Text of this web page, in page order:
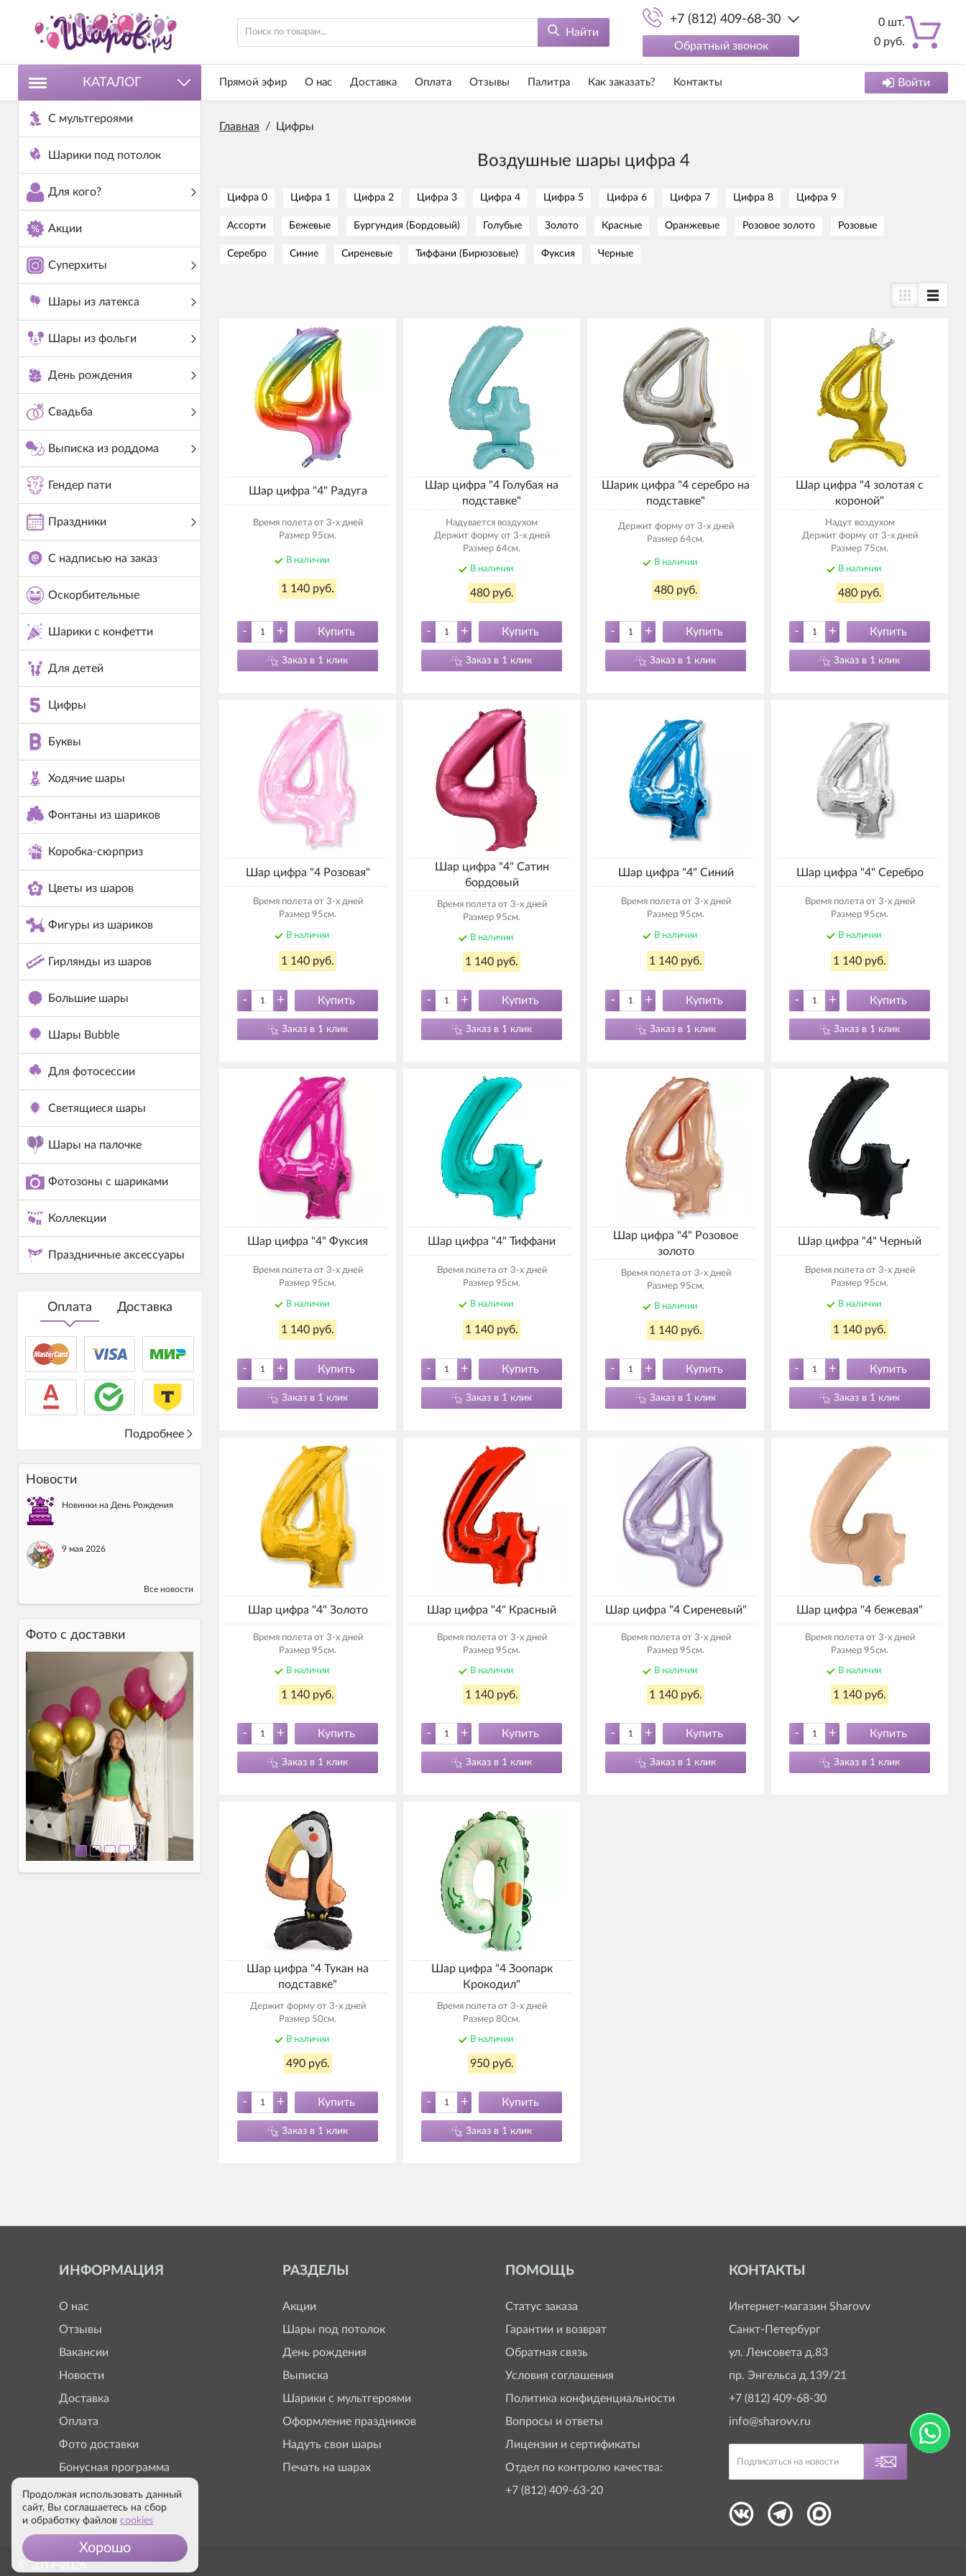
Найти
+7 (812) 409-68-30
Обратный звонок
0 шт.
0 руб.
КАТАЛОГ
С мультгероями
Шарики под потолок
Для кого?
Акции
Суперхиты
Шары из латекса
Шары из фольги
День рождения
Свадьба
Выписка из роддома
Гендер пати
Праздники
С надписью на заказ
Оскорбительные
Шарики с конфетти
Для детей
Цифры
Буквы
Ходячие шары
Фонтаны из шариков
Коробка-сюрприз
Цветы из шаров
Фигуры из шариков
Гирлянды из шаров
Большие шары
Шары Bubble
Для фотосессии
Светящиеся шары
Шары на палочке
Фотозоны с шариками
Коллекции
Праздничные аксессуары
Оплата Доставка
Подробнее
Новости
Новинки на День Рождения
9 мая 2026
Все новости
Фото c доставки
Прямой эфир О нас Доставка Оплата Отзывы Палитра Как заказать? Контакты Войти
Главная / Цифры
Воздушные шары цифра 4
Цифра 0 Цифра 1 Цифра 2 Цифра 3 Цифра 4 Цифра 5 Цифра 6 Цифра 7 Цифра 8 Цифра 9
Ассорти Бежевые Бургундия (Бордовый) Голубые Золото Красные Оранжевые Розовое золото Розовые
Серебро Синие Сиреневые Тиффани (Бирюзовые) Фуксия Черные
Шар цифра "4" Радуга
Время полета от 3-х дней
Размер 95см.
В наличии
1 140 руб.
- + Купить
Заказ в 1 клик
Шар цифра "4 Голубая на
подставке"
Надувается воздухом
Держит форму от 3-х дней
Размер 64см.
В наличии
480 руб.
- + Купить
Заказ в 1 клик
Шарик цифра "4 серебро на
подставке"
Держит форму от 3-х дней
Размер 64см.
В наличии
480 руб.
- + Купить
Заказ в 1 клик
Шар цифра "4 золотая с
короной"
Надут воздухом
Держит форму от 3-х дней
Размер 75см.
В наличии
480 руб.
- + Купить
Заказ в 1 клик
Шар цифра "4 Розовая"
Время полета от 3-х дней
Размер 95см.
В наличии
1 140 руб.
- + Купить
Заказ в 1 клик
Шар цифра "4" Сатин
бордовый
Время полета от 3-х дней
Размер 95см.
В наличии
1 140 руб.
- + Купить
Заказ в 1 клик
Шар цифра "4" Синий
Время полета от 3-х дней
Размер 95см.
В наличии
1 140 руб.
- + Купить
Заказ в 1 клик
Шар цифра "4" Серебро
Время полета от 3-х дней
Размер 95см.
В наличии
1 140 руб.
- + Купить
Заказ в 1 клик
Шар цифра "4" Фуксия
Время полета от 3-х дней
Размер 95см.
В наличии
1 140 руб.
- + Купить
Заказ в 1 клик
Шар цифра "4" Тиффани
Время полета от 3-х дней
Размер 95см.
В наличии
1 140 руб.
- + Купить
Заказ в 1 клик
Шар цифра "4" Розовое
золото
Время полета от 3-х дней
Размер 95см.
В наличии
1 140 руб.
- + Купить
Заказ в 1 клик
Шар цифра "4" Черный
Время полета от 3-х дней
Размер 95см.
В наличии
1 140 руб.
- + Купить
Заказ в 1 клик
Шар цифра "4" Золото
Время полета от 3-х дней
Размер 95см.
В наличии
1 140 руб.
- + Купить
Заказ в 1 клик
Шар цифра "4" Красный
Время полета от 3-х дней
Размер 95см.
В наличии
1 140 руб.
- + Купить
Заказ в 1 клик
Шар цифра "4 Сиреневый"
Время полета от 3-х дней
Размер 95см.
В наличии
1 140 руб.
- + Купить
Заказ в 1 клик
Шар цифра "4 бежевая"
Время полета от 3-х дней
Размер 95см.
В наличии
1 140 руб.
- + Купить
Заказ в 1 клик
Шар цифра "4 Тукан на
подставке"
Держит форму от 3-х дней
Размер 50см.
В наличии
490 руб.
- + Купить
Заказ в 1 клик
Шар цифра "4 Зоопарк
Крокодил"
Время полета от 3-х дней
Размер 80см.
В наличии
950 руб.
- + Купить
Заказ в 1 клик
ИНФОРМАЦИЯ
О нас
Отзывы
Вакансии
Новости
Доставка
Оплата
Фото доставки
Бонусная программа
РАЗДЕЛЫ
Акции
Шары под потолок
День рождения
Выписка
Шарики с мультгероями
Оформление праздников
Надуть свои шары
Печать на шарах
ПОМОЩЬ
Статус заказа
Гарантии и возврат
Обратная связь
Условия соглашения
Политика конфиденциальности
Вопросы и ответы
Лицензии и сертификаты
Отдел по контролю качества:
+7 (812) 409-63-20
КОНТАКТЫ
Интернет-магазин Sharovv
Санкт-Петербург
ул. Ленсовета д.83
пр. Энгельса д.139/21
+7 (812) 409-68-30
info@sharovv.ru
© 2017-2026
Продолжая использовать данный
сайт, Вы соглашаетесь на сбор
и обработку файлов cookies
Хорошо